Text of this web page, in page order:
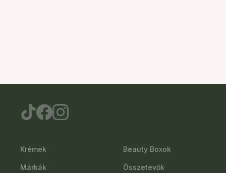
Krémek
Márkák
Beauty Boxok
Összetevők